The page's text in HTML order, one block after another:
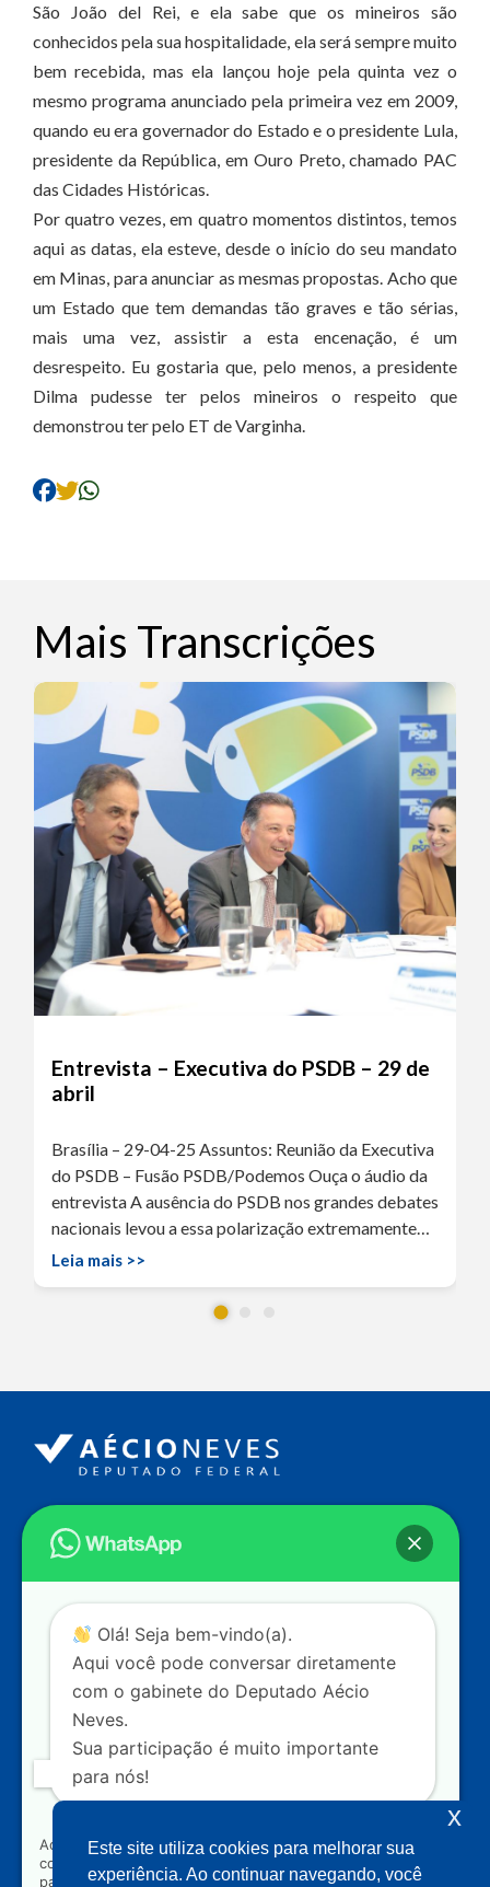
São João del Rei, e ela sabe que os mineiros são
conhecidos pela sua hospitalidade, ela será sempre muito
bem recebida, mas ela lançou hoje pela quinta vez o
mesmo programa anunciado pela primeira vez em 2009,
quando eu era governador do Estado e o presidente Lula,
presidente da República, em Ouro Preto, chamado PAC
das Cidades Históricas.
Por quatro vezes, em quatro momentos distintos, temos
aqui as datas, ela esteve, desde o início do seu mandato
em Minas, para anunciar as mesmas propostas. Acho que
um Estado que tem demandas tão graves e tão sérias,
mais uma vez, assistir a esta encenação, é um
desrespeito. Eu gostaria que, pelo menos, a presidente
Dilma pudesse ter pelos mineiros o respeito que
demonstrou ter pelo ET de Varginha.
Mais Transcrições
Entrevista – Executiva do PSDB – 29 de
abril
Brasília – 29-04-25 Assuntos: Reunião da Executiva
do PSDB – Fusão PSDB/Podemos Ouça o áudio da
entrevista A ausência do PSDB nos grandes debates
nacionais levou a essa polarização extremamente…
Leia mais >>
Endereço
Câmara dos Deputados
Ed. Principal, Ala C – Gabinete
Contato
dep.aecioneves@camara.leg.br
+55 (61) 3215-5964
+55 (31) 3261-0121
+55 (31) 97150-0834
Nossas redes
Acompanhe o meu mandato
Olá! Seja bem-vindo(a).
Aqui você pode conversar diretamente
com o gabinete do Deputado Aécio
Neves.
Sua participação é muito importante
para nós!
Ao clicar para iniciar o contato pelo WhatsApp, você
concorda que seus dados serão utilizados exclusivamente
para atendimento relacionado às demandas, sugestões ou
Este site utiliza cookies para melhorar sua
experiência. Ao continuar navegando, você
x